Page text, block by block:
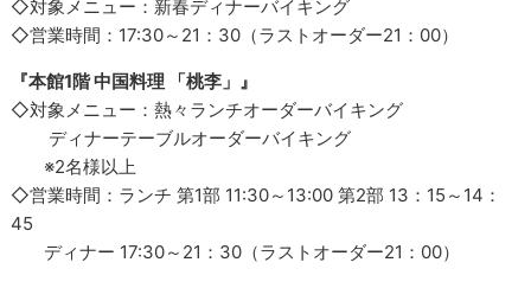
◇対象メニュー：新春ディナーバイキング
◇営業時間：17:30～21：30（ラストオーダー21：00）
『本館1階 中国料理 「桃李」』
◇対象メニュー：熱々ランチオーダーバイキング
ディナーテーブルオーダーバイキング
※2名様以上
◇営業時間：ランチ 第1部 11:30～13:00 第2部 13：15～14：
45
ディナー 17:30～21：30（ラストオーダー21：00）